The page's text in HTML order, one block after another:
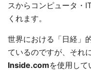
スからコンピュータ・
くれます。
世界における「日経」
ているのですが、それ
Inside.comを使用して